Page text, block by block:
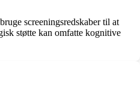
screeningsredskaber til at
støtte kan omfatte kognitive